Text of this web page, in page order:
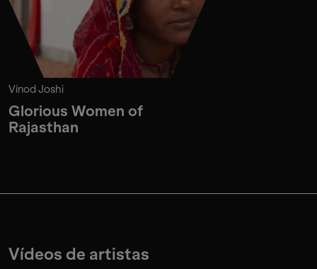
Vinod Joshi
Glorious Women of
Rajasthan
Vídeos de artistas